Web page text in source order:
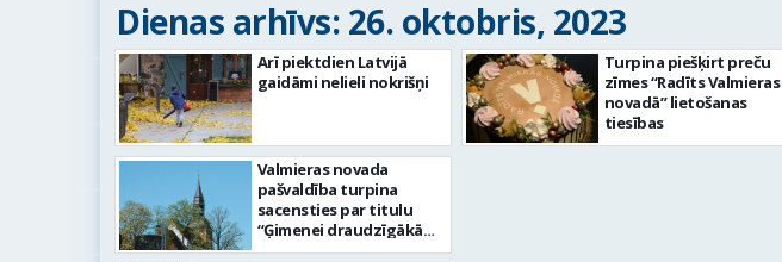
Dienas arhīvs: 26. oktobris, 2023
Arī piektdien Latvijā
gaidāmi nelieli nokrišņi
Valmieras novada
pašvaldība turpina
sacensties par titulu
“Ģimenei draudzīgākā
pašvaldība 2023”
Turpina piešķirt preču
zīmes “Radīts Valmieras
novadā” lietošanas
tiesības